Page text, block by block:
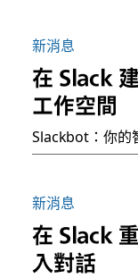
新消息
在 Slack
工作空間
Slackbot：你的
新消息
在 Slack
入對話